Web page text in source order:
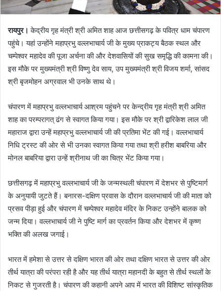
रायपुर। केद्रीय गृह मंत्री श्री अमित शाह आज छत्तीसगढ़ के पवित्र धाम चंपारण
पहुंचे। यहां उन्होंने महाप्रभु वल्लभाचार्य जी के मुख्य प्राकट्य बैठक स्थल और
चम्पेश्वर महादेव की पूजा अर्चना की और देशवासियों की सुख समृद्धि की कामना की।
इस मौके पर मुख्यमंत्री श्री विष्णु देव साय, उप मुख्यमंत्री श्री विजय शर्मा, सांसद
श्री बृजमोहन अग्रवाल भी उनके साथ थे।
चंपारण में महाप्रभु वल्लभाचार्य आश्रम पहुंचने पर केन्द्रीय गृह मंत्री श्री अमित
शाह का परम्परागत् ढंग से स्वागत किया गया। इस मौके पर श्री द्वारिकेश लाल जी
महाराज द्वारा उन्हें महाप्रभु वल्लभाचार्य जी की प्रतिमा भेंट की गई। वल्लभाचार्य
निधि ट्रस्ट की ओर से भी उनका स्वागत किया गया तथा श्री हरीश बाबरिया और
मोनल बाबरिया द्वारा उन्हें श्रीनाथ जी का चित्र भेंट किया गया।
छत्तीसगढ़ में महाप्रभु वल्लभाचार्य जी के जन्मस्थली चंपारण में देशभर से पुष्टिमार्ग
के अनुयायी जुटते हैं। बनारस-दक्षिण प्रवास के दौरान वल्लभाचार्य जी की माता को
प्रसव पीड़ा हुई और चंपारण में चम्पेश्वर महादेव मंदिर के निकट उन्होंने बालक को
जन्म दिया। वल्लभाचार्य जी ने पुष्टि मार्ग का प्रवर्तन किया और देशभर में कृष्ण
भक्ति की अलख जगाई।
भारत में हमेशा से उत्तर से दक्षिण भारत की ओर तथा दक्षिण भारत से उत्तर की ओर
तीर्थ यात्रा की परंपरा रही है और यह तीर्थ यात्रा महानदी के बहुत से तीर्थ स्थलों के
निकट से गुजरती है। चंपारण की कहानी अपने आप में भारत की विशिष्ट सांस्कृतिक